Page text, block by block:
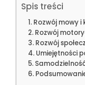
Spis treści
Rozwój mowy i
Rozwój
Rozwój
Umiejętności